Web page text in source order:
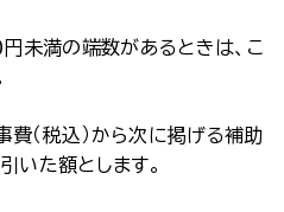
円未満の端数があるときは、こ
（税込）から次に掲げる補助
いた額とします。